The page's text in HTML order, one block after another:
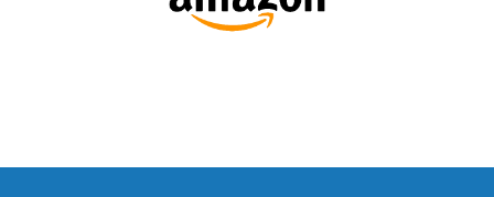
SIGA-NOS: